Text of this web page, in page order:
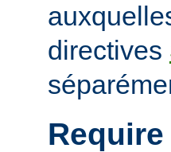
directives
Require